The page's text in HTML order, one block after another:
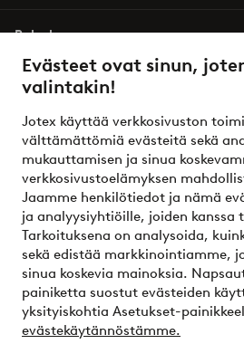
Evästeet ovat sinun,
valintakin!
Jotex käyttää verkkosivuston
välttämättömiä evästeitä sekä
mukauttamisen ja sinua
verkkosivustoelämyksen
Jaamme henkilötiedot ja nämä
ja analyysiyhtiöille, joiden kanssa
Tarkoituksena on analysoida,
sekä edistää markkinointiamme,
sinua koskevia mainoksia.
painiketta suostut evästeiden
yksityiskohtia Asetukset-
evästekäytännöstämme.
Palvelumme
Ehdot
Ystävät
Turvalliset maksut –
Haluatko tietää lisää
elpy